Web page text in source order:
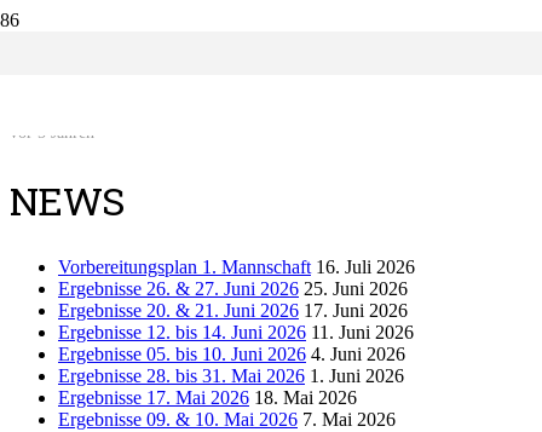
vor 5 Jahren
NEWS
Vorbereitungsplan 1. Mannschaft 16. Juli 2026
Ergebnisse 26. & 27. Juni 2026 25. Juni 2026
Ergebnisse 20. & 21. Juni 2026 17. Juni 2026
Ergebnisse 12. bis 14. Juni 2026 11. Juni 2026
Ergebnisse 05. bis 10. Juni 2026 4. Juni 2026
Ergebnisse 28. bis 31. Mai 2026 1. Juni 2026
Ergebnisse 17. Mai 2026 18. Mai 2026
Ergebnisse 09. & 10. Mai 2026 7. Mai 2026